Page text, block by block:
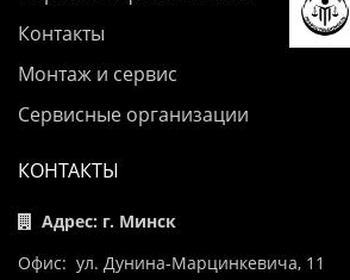
Контакты
Монтаж и сервис
Сервисные организации
КОНТАКТЫ
Адрес: г. Минск
Офис: ул. Дунина-Марцинкевича, 11